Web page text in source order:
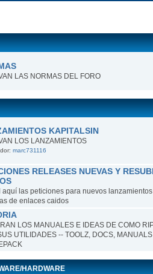
LAS NORMAS DEL FORO
KAPITALSIN
LOS LANZAMIENTOS
marc731116
RELEASES NUEVAS Y
aquí las peticiones para nuevos
de enlaces caidos
LOS MANUALES E IDEAS DE COMO
UTILIDADES -- TOOLZ, DOCS,
HARDWARE